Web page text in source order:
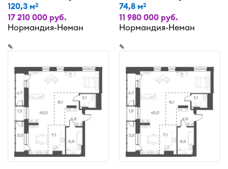
120,3 м2
17 210 000 руб.
Нормандия-Неман
74,8 м2
11 980 000 руб.
Нормандия-Неман
✎ ✎